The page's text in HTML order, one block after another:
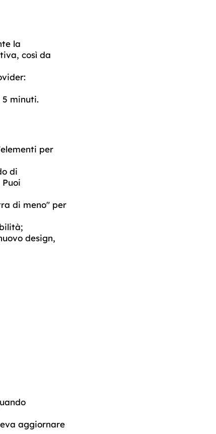
la
così da
5 minuti.
per
di
di meno" per
design,
aggiornare